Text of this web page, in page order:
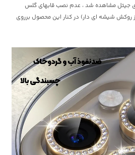
جیتل مشاهده شد ، عدم نصب قابهای گلس
روکش شیشه ای دار) در کنار این محصول برروی